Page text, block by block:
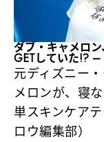
ダブ・キャメロ
GETしていた!?
元ディズニー
メロンが、寝
単スキンケア
ロウ編集部）